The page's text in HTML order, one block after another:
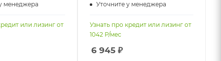
менеджера
или лизинг от
Уточните у менеджера
Узнать про кредит или лизинг от
1042 Р/мес
6 945 ₽